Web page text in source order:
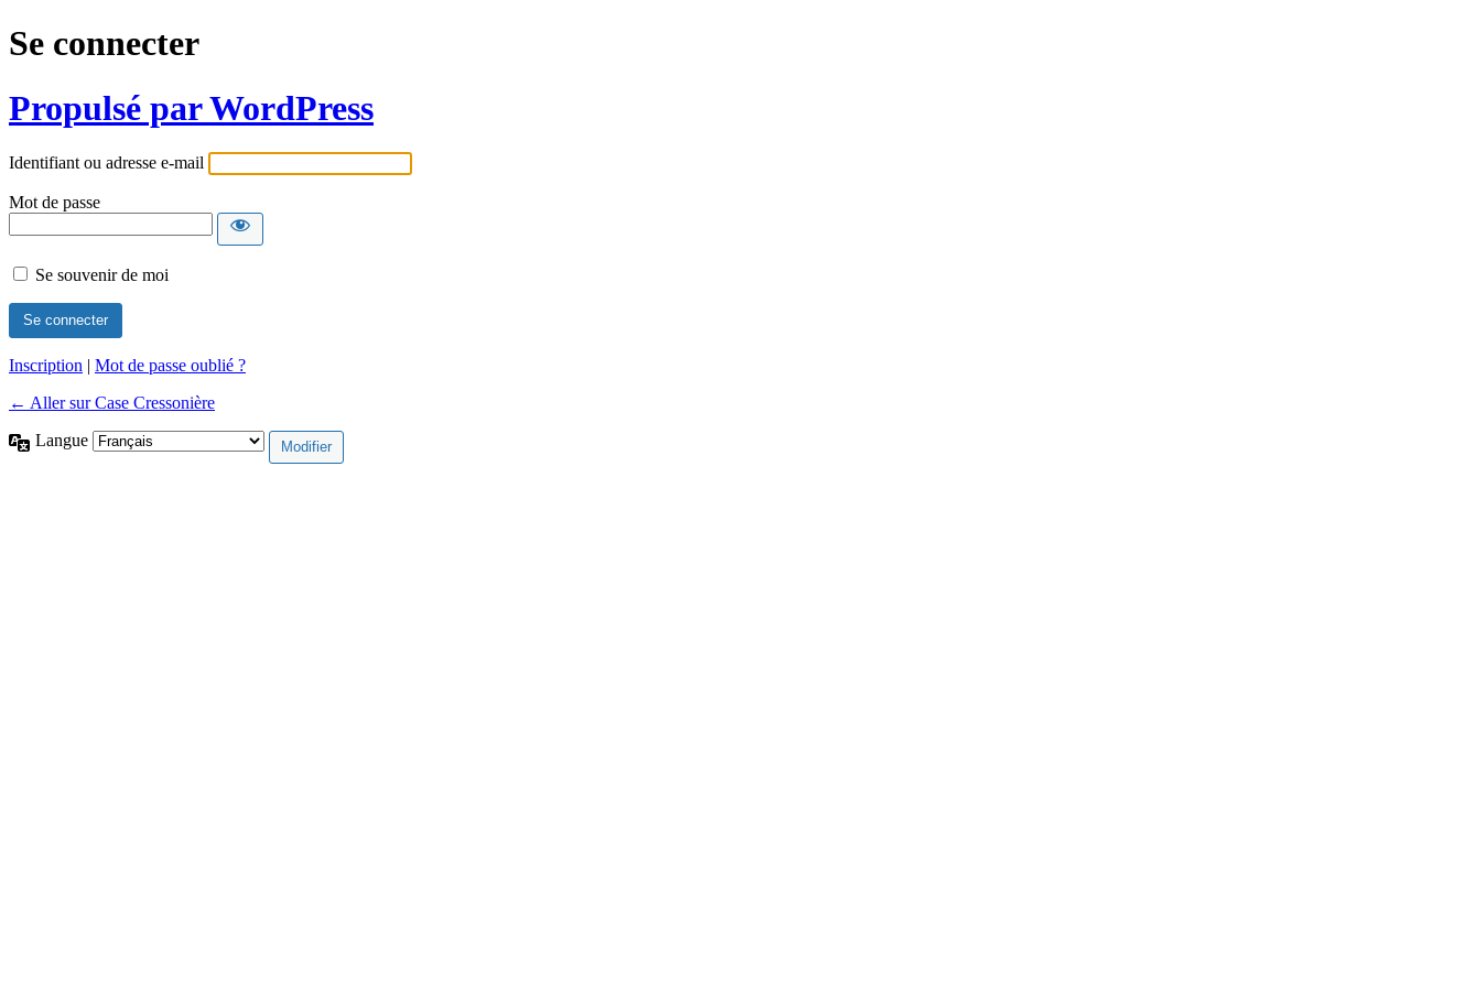
Se connecter
Propulsé par WordPress
Identifiant ou adresse e-mail
Mot de passe
Se souvenir de moi
Inscription | Mot de passe oublié ?
← Aller sur Case Cressonière
Langue